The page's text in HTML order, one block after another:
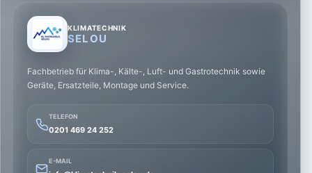
KLIMATECHNIK
SELOU
Fachbetrieb für Klima-, Kälte-, Luft- und Gastrotechnik sowie
Geräte, Ersatzteile, Montage und Service.
TELEFON
0201 469 24 252
E-MAIL